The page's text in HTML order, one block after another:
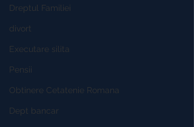
Dreptul Familiei
divort
Executare silita
Pensii
Obtinere Cetatenie Romana
Dept bancar